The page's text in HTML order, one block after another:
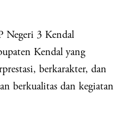
3 Kendal
Kendal yang
berkarakter, dan
berkualitas dan kegiatan